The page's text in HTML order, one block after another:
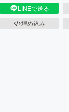
LINEで送る
埋め込み